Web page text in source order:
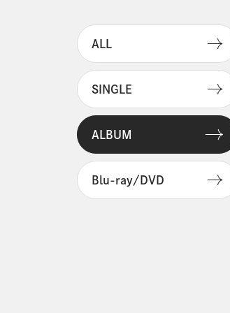
ALL
SINGLE
ALBUM
Blu-ray/DVD